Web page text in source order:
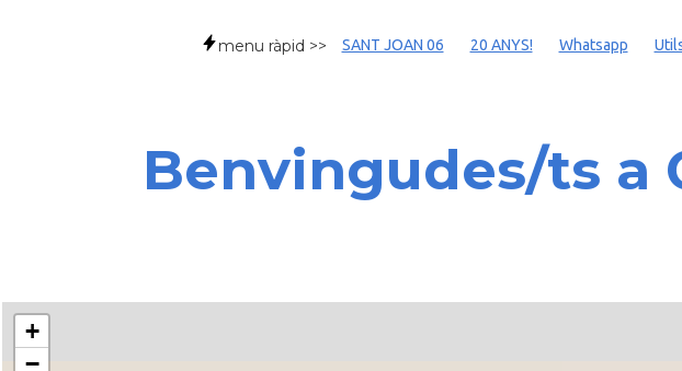
menu ràpid >> SANT JOAN 06 20 ANYS! Whatsapp
Benvingudes/ts a
+
−